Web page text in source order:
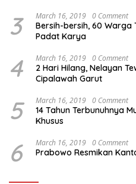
3 March 16, 2019 0 Comment
Bersih-bersih, 60 Warga
Padat Karya
4 March 16, 2019 0 Comment
2 Hari Hilang, Nelayan
Cipalawah Garut
5 March 16, 2019 0 Comment
14 Tahun Terbunuhnya
Khusus
6 March 16, 2019 0 Comment
Prabowo Resmikan